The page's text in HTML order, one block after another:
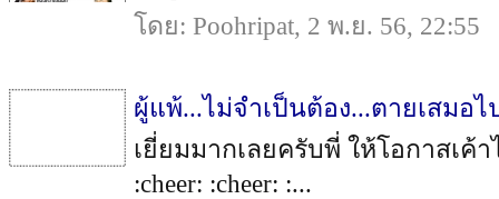
โดย: Poohripat, 2 พ.ย. 56, 22:55
ผู้แพ้...ไม่จำเป็นต้อง...ตายเสมอไ
เยี่ยมมากเลยครับพี่ ให้โอกาสเค้
:cheer: :cheer: :...